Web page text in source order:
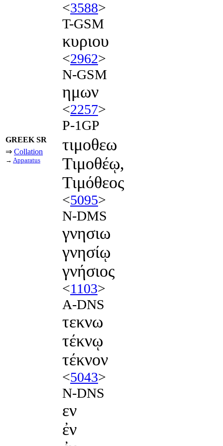
<3588>
T-GSM
κυριου
<2962>
N-GSM
ημων
<2257>
P-1GP
GREEK SR
⇒ Collation
→ Apparatus
τιμοθεω
Τιμοθέῳ,
Τιμόθεος
<5095>
N-DMS
γνησιω
γνησίῳ
γνήσιος
<1103>
A-DNS
τεκνω
τέκνῳ
τέκνον
<5043>
N-DNS
εν
ἐν